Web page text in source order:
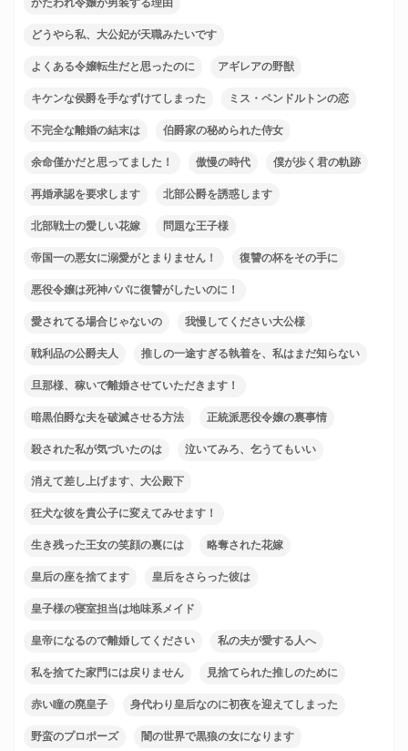
かたわれ令嬢が男装する理由
どうやら私、大公妃が天職みたいです
よくある令嬢転生だと思ったのに アギレアの野獣
キケンな侯爵を手なずけてしまった ミス・ペンドルトンの恋
不完全な離婚の結末は 伯爵家の秘められた侍女
余命僅かだと思ってました！ 傲慢の時代 僕が歩く君の軌跡
再婚承認を要求します 北部公爵を誘惑します
北部戦士の愛しい花嫁 問題な王子様
帝国一の悪女に溺愛がとまりません！ 復讐の杯をその手に
悪役令嬢は死神パパに復讐がしたいのに！
愛されてる場合じゃないの 我慢してください大公様
戦利品の公爵夫人 推しの一途すぎる執着を、私はまだ知らない
旦那様、稼いで離婚させていただきます！
暗黒伯爵な夫を破滅させる方法 正統派悪役令嬢の裏事情
殺された私が気づいたのは 泣いてみろ、乞うてもいい
消えて差し上げます、大公殿下
狂犬な彼を貴公子に変えてみせます！
生き残った王女の笑顔の裏には 略奪された花嫁
皇后の座を捨てます 皇后をさらった彼は
皇子様の寝室担当は地味系メイド
皇帝になるので離婚してください 私の夫が愛する人へ
私を捨てた家門には戻りません 見捨てられた推しのために
赤い瞳の廃皇子 身代わり皇后なのに初夜を迎えてしまった
野蛮のプロポーズ 闇の世界で黒狼の女になります